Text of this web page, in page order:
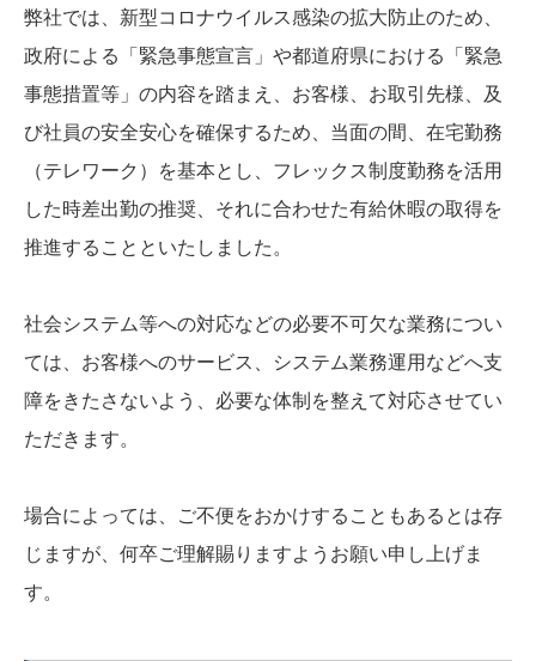
弊社では、新型コロナウイルス感染の拡大防止のため、
政府による「緊急事態宣言」や都道府県における「緊急
事態措置等」の内容を踏まえ、お客様、お取引先様、及
び社員の安全安心を確保するため、当面の間、在宅勤務
（テレワーク）を基本とし、フレックス制度勤務を活用
した時差出勤の推奨、それに合わせた有給休暇の取得を
推進することといたしました。
社会システム等への対応などの必要不可欠な業務につい
ては、お客様へのサービス、システム業務運用などへ支
障をきたさないよう、必要な体制を整えて対応させてい
ただきます。
場合によっては、ご不便をおかけすることもあるとは存
じますが、何卒ご理解賜りますようお願い申し上げま
す。